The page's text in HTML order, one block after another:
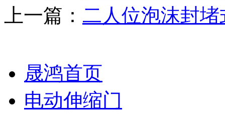
上一篇： 二人位泡沫封
晟鸿首页
电动伸缩门